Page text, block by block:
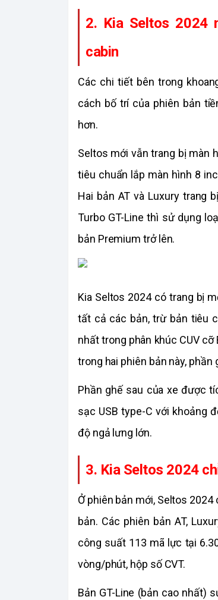
2. Kia Seltos 2024
cabin
Các chi tiết bên trong
cách bố trí của phiên bản
hơn.
Seltos mới vẫn trang bị màn
tiêu chuẩn lắp màn hình 8
Hai bản AT và Luxury trang
Turbo GT-Line thì sử dụng
bản Premium trở lên.
Kia Seltos 2024 có trang bị
tất cả các bản, trừ bản tiêu
nhất trong phân khúc CUV
trong hai phiên bản này,
Phần ghế sau của xe được
sạc USB type-C với khoảng
độ ngả lưng lớn.
3. Kia Seltos 2024
Ở phiên bản mới, Seltos
bản. Các phiên bản AT,
công suất 113 mã lực tại
vòng/phút, hộp số CVT.
Bản GT-Line (bản cao nhất)